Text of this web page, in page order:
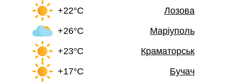
+22°C
Лозова
+26°C
Маріуполь
+23°C
Краматорськ
+17°C
Бучач